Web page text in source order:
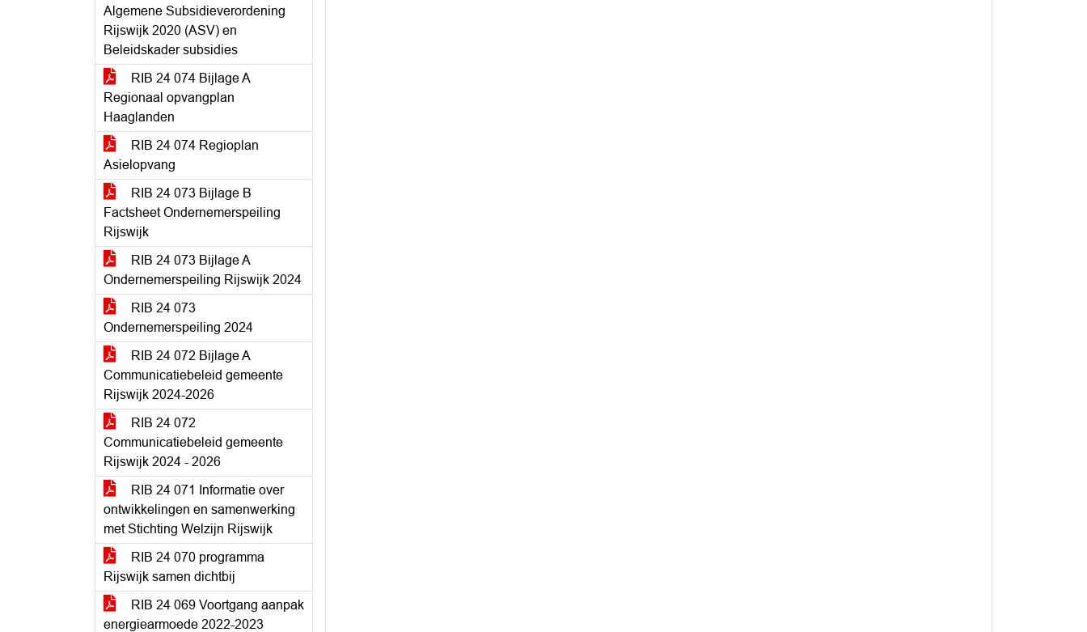
Algemene Subsidieverordening
Rijswijk 2020 (ASV) en
Beleidskader subsidies
RIB 24 074 Bijlage A
Regionaal opvangplan
Haaglanden
RIB 24 074 Regioplan
Asielopvang
RIB 24 073 Bijlage B
Factsheet Ondernemerspeiling
Rijswijk
RIB 24 073 Bijlage A
Ondernemerspeiling Rijswijk 2024
RIB 24 073
Ondernemerspeiling 2024
RIB 24 072 Bijlage A
Communicatiebeleid gemeente
Rijswijk 2024-2026
RIB 24 072
Communicatiebeleid gemeente
Rijswijk 2024 - 2026
RIB 24 071 Informatie over
ontwikkelingen en samenwerking
met Stichting Welzijn Rijswijk
RIB 24 070 programma
Rijswijk samen dichtbij
RIB 24 069 Voortgang aanpak
energiearmoede 2022-2023